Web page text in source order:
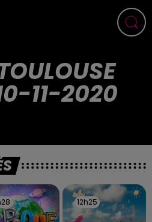
11-2020
12h25
12h25